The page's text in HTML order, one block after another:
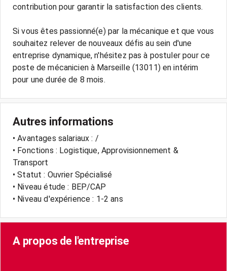
contribution pour garantir la satisfaction des clients.
Si vous êtes passionné(e) par la mécanique et que vous
souhaitez relever de nouveaux défis au sein d'une
entreprise dynamique, n'hésitez pas à postuler pour ce
poste de mécanicien à Marseille (13011) en intérim
Autres informations
• Avantages salariaux : /
• Fonctions : Logistique, Approvisionnement &
Transport
• Statut : Ouvrier Spécialisé
• Niveau étude : BEP/CAP
• Niveau d'expérience : 1-2 ans
A propos de l'entreprise